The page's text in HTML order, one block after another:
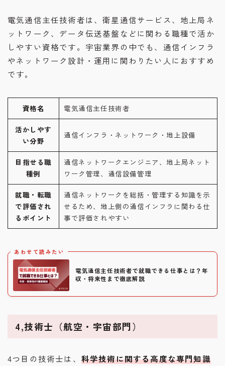
電気通信主任技術者は、衛星通信サービス、地上局ネ
ットワーク、データ伝送基盤などに関わる職種で活か
しやすい資格です。宇宙業界の中でも、通信インフラ
やネットワーク設計・運用に関わりたい人におすすめ
です。
資格名 電気通信主任技術者
活かしやす
い分野
通信インフラ・ネットワーク・地上設備
目指せる職
種例
通信ネットワークエンジニア、地上局ネット
ワーク管理、通信設備管理
就職・転職
で評価され
るポイント
通信ネットワークを総括・管理する知識を示
せるため、地上側の通信インフラに関わる仕
事で評価されやすい
あわせて読みたい
電気通信主任技術者で就職できる仕事とは？年
収・将来性まで徹底解説
4,技術士（航空・宇宙部門）
4つ目の技術士は、 科学技術に関する高度な専門知識